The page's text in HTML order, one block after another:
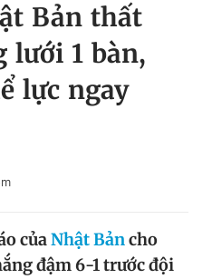
Tin 360
Magazine
Bản thất
lưới 1 bàn,
lực ngay
củaNhật Bảncho
đậm 6-1 trước đội